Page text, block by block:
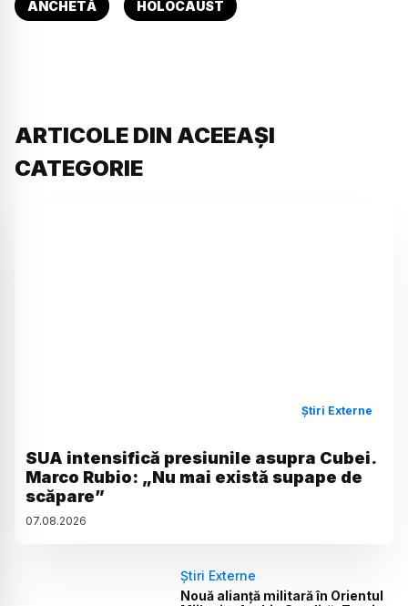
ANCHETĂ HOLOCAUST
ARTICOLE DIN ACEEAȘI
CATEGORIE
Știri Externe
SUA intensifică presiunile asupra Cubei.
Marco Rubio: „Nu mai există supape de
scăpare”
07.08.2026
Știri Externe
Nouă alianță militară în Orientul